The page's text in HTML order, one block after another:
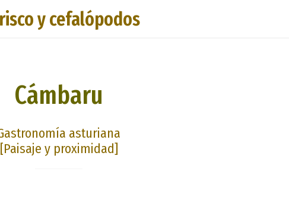
y cefalópodos
Cámbaru
asturiana
[Paisaje y proximidad]